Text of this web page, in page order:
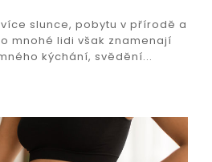
slunce, pobytu v přírodě a
mnohé lidi však znamenají
kýchání, svědění...